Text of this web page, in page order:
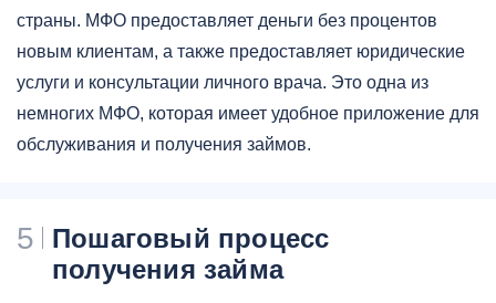
страны. МФО предоставляет деньги без процентов
новым клиентам, а также предоставляет юридические
услуги и консультации личного врача. Это одна из
немногих МФО, которая имеет удобное приложение для
обслуживания и получения займов.
5
Пошаговый процесс
получения займа